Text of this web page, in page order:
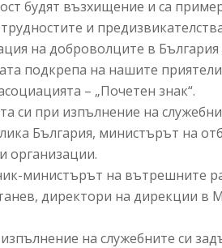
будят възхищение и са
и
на доброволците в
подкрепа на нашите
– „Почетен знак“.
си при изпълнение на
България, министърът на
организации.
министърът на вътрешните
директори на дирекции
на служебните си